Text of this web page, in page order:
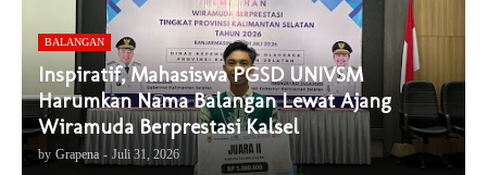
BALANGAN
Inspiratif, Mahasiswa PGSD UNIVSM
Harumkan Nama Balangan Lewat Ajang
Wiramuda Berprestasi Kalsel
by Grapena - Juli 31, 2026